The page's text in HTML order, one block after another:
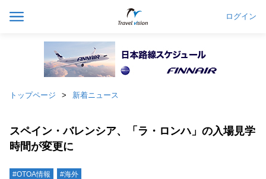
ログイン
トップページ 新着ニュース
スペイン・バレンシア、「ラ・ロンハ」の入場見学
時間が変更に
#OTOA情報 #海外